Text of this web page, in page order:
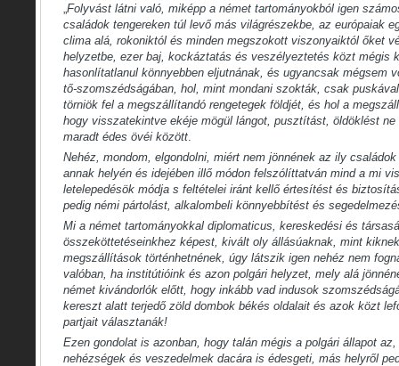
Folyvást látni való, miképp a német tartományokból igen
családok tengereken túl levő más világrészekbe, az európaiak
clima alá, rokoniktól és minden megszokott viszonyaiktól őket
helyzetbe, ezer baj, kockáztatás és veszélyeztetés közt mégis
hasonlítatlanul könnyebben eljutnának, és ugyancsak mégsem
tő-szomszédságában, hol, mint mondani szokták, csak
törniök fel a megszállítandó rengetegek földjét, és hol a
hogy visszatekintve ekéje mögül lángot, pusztítást, öldöklést
maradt édes övéi között
Nehéz, mondom, elgondolni, miért nem jönnének az ily
annak helyén és idejében illő módon felszólíttatván mind a mi
letelepedésök módja s feltételei iránt kellő értesítést és
pedig némi pártolást, alkalombeli könnyebbítést és
Mi a német tartományokkal diplomaticus, kereskedési és
összeköttetéseinkhez képest, kivált oly állásúaknak, mint
megszállítások történhetnének, úgy látszik igen nehéz nem
valóban, ha institútióink és azon polgári helyzet, mely alá
német kivándorlók előtt, hogy inkább vad indusok
kereszt alatt terjedő zöld dombok békés oldalait és azok közt
partjait választanák!
Ezen gondolat is azonban, hogy talán mégis a polgári állapot
nehézségek és veszedelmek dacára is édesgeti, más helyről